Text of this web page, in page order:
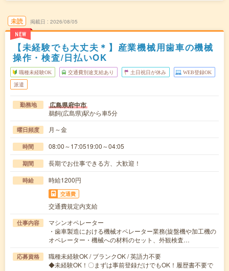
未読
NEW
掲載日 2026/08/05
【未経験でも大丈夫＊】産業機械用歯車の機械
操作・検査/日払いOK
職種未経験OK 交通費別途支給あり 土日祝日が休み WEB登録OK
派遣
勤務地 広島県府中市
鵜飼(広島県)駅から車5分
曜日頻度 月～金
時間 08:00～17:0519:00～04:05
期間 長期でお仕事できる方、大歓迎！
時給 時給1200円
交通費
交通費規定内支給
仕事内容
マシンオペレーター
・歯車製造における機械オペレーター業務(旋盤機や加工機の
オペレーター・機械への材料のセット、外観検査…
応募資格
職種未経験OK / ブランクOK / 英語力不要
◆未経験OK！〇まずは事前登録だけでもOK！履歴書不要で